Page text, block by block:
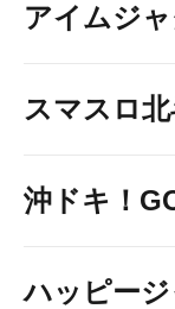
アイムジ
スマスロ
沖ドキ！
ハッピー